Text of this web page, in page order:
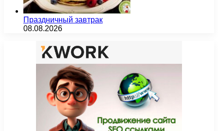
Праздничный завтрак
08.08.2026